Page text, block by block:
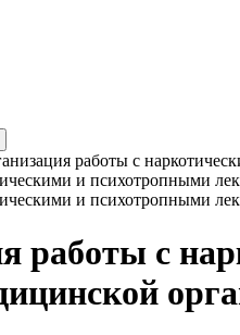
работы с
работы с